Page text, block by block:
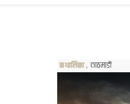
कथालिका, काठमाडौं